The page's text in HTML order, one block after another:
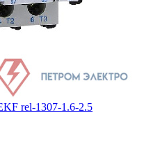
rel-1307-1.6-2.5